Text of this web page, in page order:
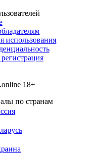
использования
18+
по странам